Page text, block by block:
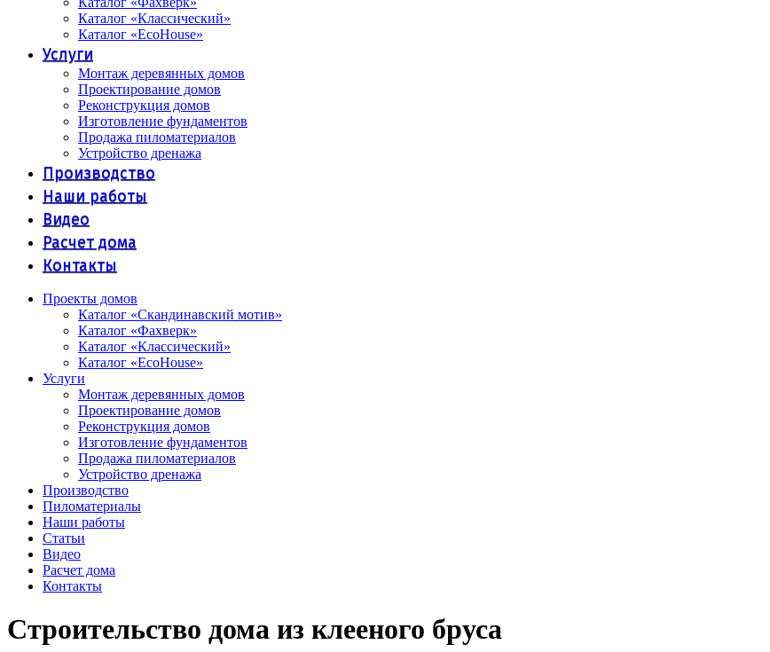
Каталог «Классический»
Каталог «EcoHouse»
Услуги
Монтаж деревянных домов
Проектирование домов
Реконструкция домов
Изготовление фундаментов
Продажа пиломатериалов
Устройство дренажа
Производство
Наши работы
Видео
Расчет дома
Контакты
Проекты домов
Каталог «Скандинавский мотив»
Каталог «Фахверк»
Каталог «Классический»
Каталог «EcoHouse»
Услуги
Монтаж деревянных домов
Проектирование домов
Реконструкция домов
Изготовление фундаментов
Продажа пиломатериалов
Устройство дренажа
Производство
Пиломатериалы
Наши работы
Статьи
Видео
Расчет дома
Контакты
Строительство дома из клееного бруса